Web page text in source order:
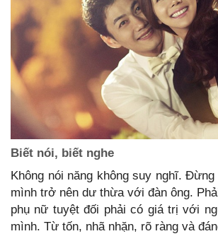
Biết nói, biết nghe
Không nói năng không suy nghĩ.
mình trở nên dư thừa với đàn ông.
phụ nữ tuyệt đối phải có giá trị với
mình. Từ tốn, nhã nhặn, rõ ràng và